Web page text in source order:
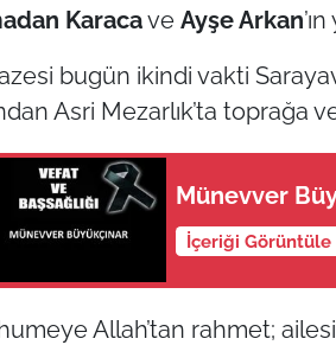
Karacave Ayşe Arkan
bugün ikindi vakti
Asri Mezarlık’ta toprağa
Münevver
İçeriği Görüntüle
Allah’tan rahmet; ailesi